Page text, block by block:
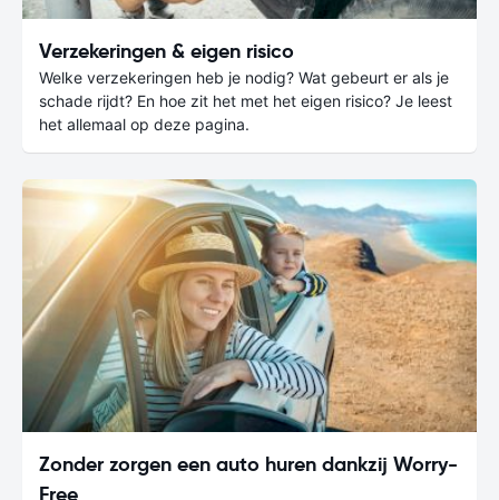
Verzekeringen & eigen risico
Welke verzekeringen heb je nodig? Wat gebeurt er als je
schade rijdt? En hoe zit het met het eigen risico? Je leest
het allemaal op deze pagina.
Zonder zorgen een auto huren dankzij Worry-
Free